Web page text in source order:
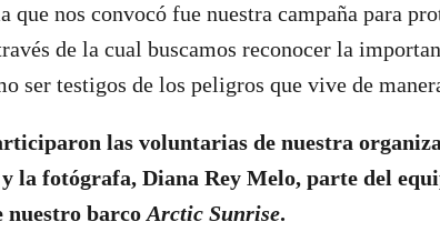
que nos convocó fue nuestra campaña para
de la cual buscamos reconocer la
ser testigos de los peligros que vive de
las voluntarias de nuestra
la fotógrafa, Diana Rey Melo, parte del
nuestro barco Arctic Sunrise.